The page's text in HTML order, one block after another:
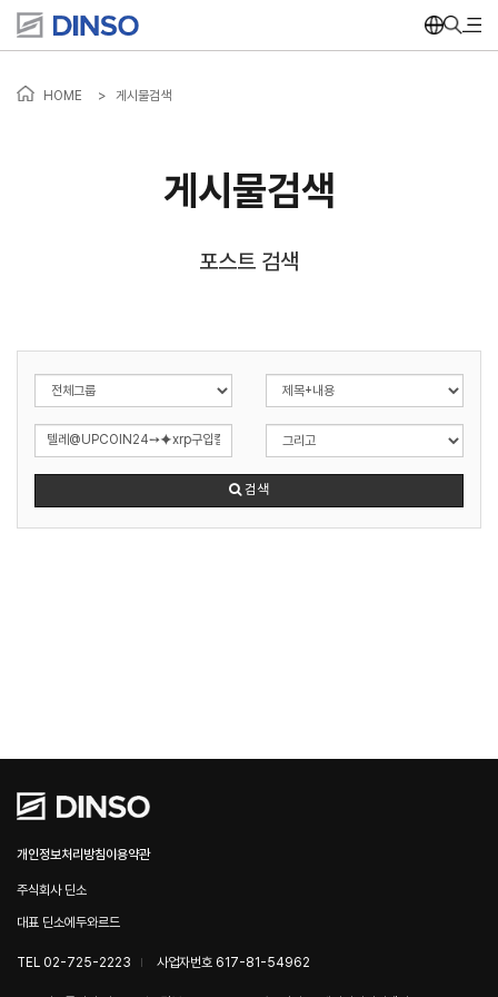
HOME > 게시물검색
게시물검색
포스트 검색
검색
개인정보처리방침이용약관
주식회사 딘소
대표 딘소에두와르드
TEL 02-725-2223 사업자번호 617-81-54962